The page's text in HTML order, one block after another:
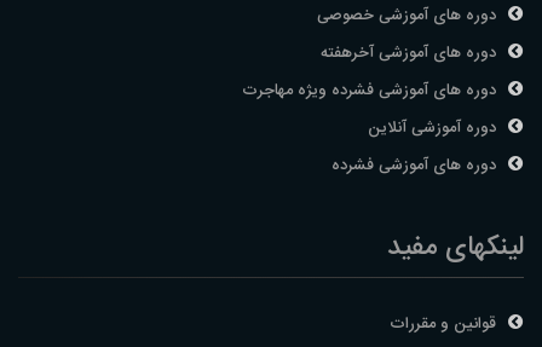
دوره های آموزشی خصوصی
دوره های آموزشی آخرهفته
دوره های آموزشی فشرده ویژه مهاجرت
دوره آموزشی آنلاین
دوره های آموزشی فشرده
لینکهای مفید
قوانین و مقررات